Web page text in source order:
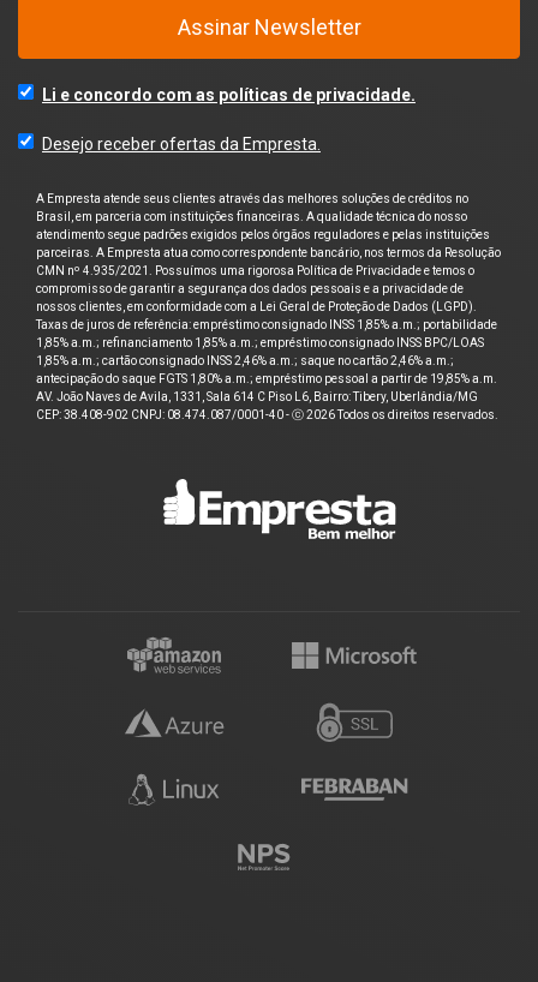
Assinar Newsletter
Li e concordo com as políticas de privacidade.
Desejo receber ofertas da Empresta.
A Empresta atende seus clientes através das melhores soluções de créditos no
Brasil, em parceria com instituições financeiras. A qualidade técnica do nosso
atendimento segue padrões exigidos pelos órgãos reguladores e pelas instituições
parceiras. A Empresta atua como correspondente bancário, nos termos da Resolução
CMN nº 4.935/2021. Possuímos uma rigorosa Política de Privacidade e temos o
compromisso de garantir a segurança dos dados pessoais e a privacidade de
nossos clientes, em conformidade com a Lei Geral de Proteção de Dados (LGPD).
Taxas de juros de referência: empréstimo consignado INSS 1,85% a.m.; portabilidade
1,85% a.m.; refinanciamento 1,85% a.m.; empréstimo consignado INSS BPC/LOAS
1,85% a.m.; cartão consignado INSS 2,46% a.m.; saque no cartão 2,46% a.m.;
antecipação do saque FGTS 1,80% a.m.; empréstimo pessoal a partir de 19,85% a.m.
AV. João Naves de Avila, 1331, Sala 614 C Piso L6, Bairro: Tibery, Uberlândia/MG
CEP: 38.408-902 CNPJ: 08.474.087/0001-40 - ⓒ 2026 Todos os direitos reservados.